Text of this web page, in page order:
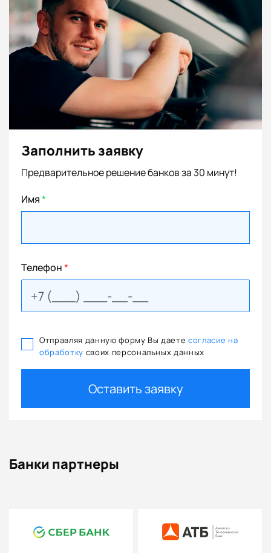
Заполнить заявку
Предварительное решение банков за 30 минут!
Имя*
Телефон*
Отправляя данную форму Вы даете согласие на
обработку своих персональных данных
Оставить заявку
Банки партнеры